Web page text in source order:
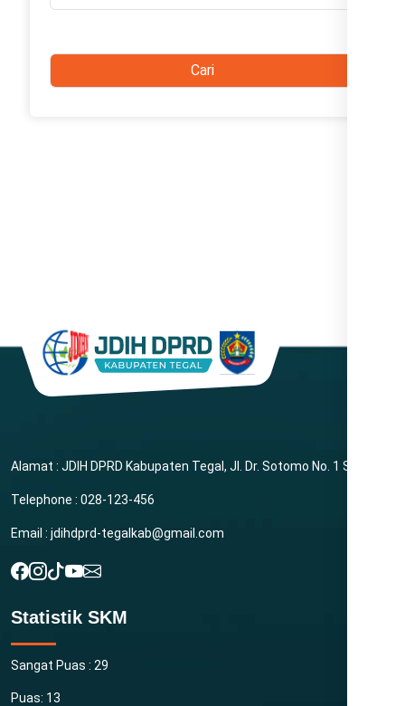
Cari
Alamat : JDIH DPRD Kabupaten Tegal, Jl. Dr. Sotomo No. 1 Slawi
Telephone : 028-123-456
Email : jdihdprd-tegalkab@gmail.com
Statistik SKM
Sangat Puas : 29
Puas: 13